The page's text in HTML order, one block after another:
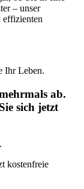
– unser
effizienten
Ihr Leben.
ab.
sich jetzt
kostenfreie